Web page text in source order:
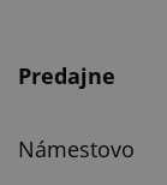
Predajne
Námestovo